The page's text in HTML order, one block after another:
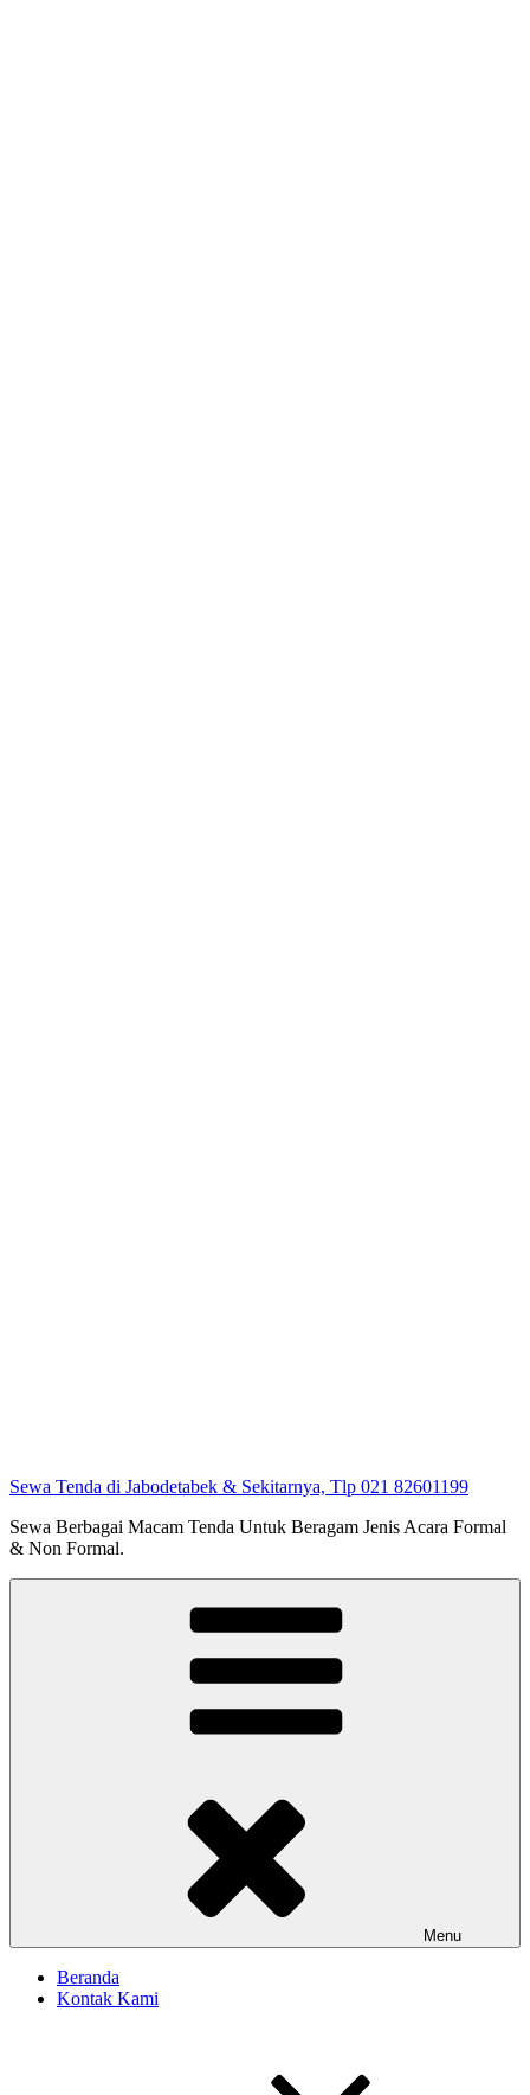
Sewa Tenda di Jabodetabek & Sekitarnya, Tlp 021 82601199
Sewa Berbagai Macam Tenda Untuk Beragam Jenis Acara Formal
& Non Formal.
Menu
Beranda
Kontak Kami